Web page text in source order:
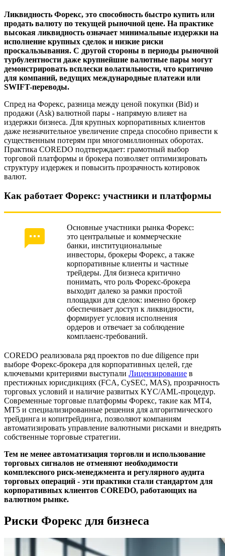
Ликвидность Форекс, это способность быстро купить или
продать валюту по текущей рыночной цене. На практике
высокая ликвидность означает минимальные издержки на
исполнение крупных сделок и низкие риски
проскальзывания. С другой стороны в периоды рыночной
турбулентности даже крупнейшие валютные пары могут
демонстрировать всплески волатильности, что критично
для компаний, ведущих международные платежи или
SWIFT-переводы.
Спред на Форекс, разница между ценой покупки (Bid) и
продажи (Ask) валютной пары - напрямую влияет на
издержки бизнеса. Для крупных корпоративных клиентов
даже незначительное увеличение спреда способно привести к
существенным потерям при многомиллионных оборотах.
Практика COREDO подтверждает: грамотный выбор
торговой платформы и брокера позволяет оптимизировать
структуру издержек и повысить прозрачность котировок
валют.
Как работает Форекс: участники и платформы
Основные участники рынка Форекс:
это центральные и коммерческие
банки, институциональные
инвесторы, брокеры Форекс, а также
корпоративные клиенты и частные
трейдеры. Для бизнеса критично
понимать, что роль Форекс-брокера
выходит далеко за рамки простой
площадки для сделок: именно брокер
обеспечивает доступ к ликвидности,
формирует условия исполнения
ордеров и отвечает за соблюдение
комплаенс-требований.
COREDO реализовала ряд проектов по due diligence при
выборе Форекс-брокера для корпоративных целей, где
ключевыми критериями выступали Лицензирование в
престижных юрисдикциях (FCA, CySEC, MAS), прозрачность
торговых условий и наличие развитых KYC/AML-процедур.
Современные торговые платформы Форекс, такие как MT4,
MT5 и специализированные решения для алгоритмического
трейдинга и копитрейдинга, позволяют компаниям
автоматизировать управление валютными рисками и внедрять
собственные торговые стратегии.
Тем не менее автоматизация торговли и использование
торговых сигналов не отменяют необходимости
комплексного риск-менеджмента и регулярного аудита
торговых операций - эти практики стали стандартом для
корпоративных клиентов COREDO, работающих на
валютном рынке.
Риски Форекс для бизнеса